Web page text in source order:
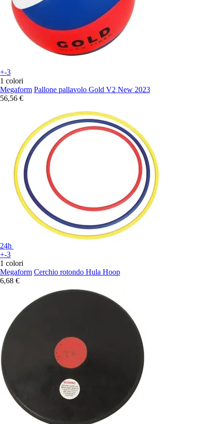
+-3
1 colori
Megaform Pallone pallavolo Gold V2 New 2023
56,56 €
24h
+-3
1 colori
Megaform Cerchio rotondo Hula Hoop
6,68 €